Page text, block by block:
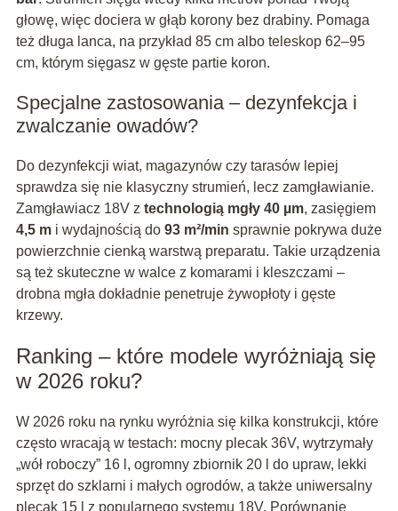
głowę, więc dociera w głąb korony bez drabiny. Pomaga
też długa lanca, na przykład 85 cm albo teleskop 62–95
cm, którym sięgasz w gęste partie koron.
Specjalne zastosowania – dezynfekcja i
zwalczanie owadów?
Do dezynfekcji wiat, magazynów czy tarasów lepiej
sprawdza się nie klasyczny strumień, lecz zamgławianie.
Zamgławiacz 18V z technologią mgły 40 µm, zasięgiem
4,5 mi wydajnością do 93 m²/min sprawnie pokrywa duże
powierzchnie cienką warstwą preparatu. Takie urządzenia
są też skuteczne w walce z komarami i kleszczami –
drobna mgła dokładnie penetruje żywopłoty i gęste
krzewy.
Ranking – które modele wyróżniają się
w 2026 roku?
W 2026 roku na rynku wyróżnia się kilka konstrukcji, które
często wracają w testach: mocny plecak 36V, wytrzymały
„wół roboczy” 16 l, ogromny zbiornik 20 l do upraw, lekki
sprzęt do szklarni i małych ogrodów, a także uniwersalny
plecak 15 l z popularnego systemu 18V. Porównanie